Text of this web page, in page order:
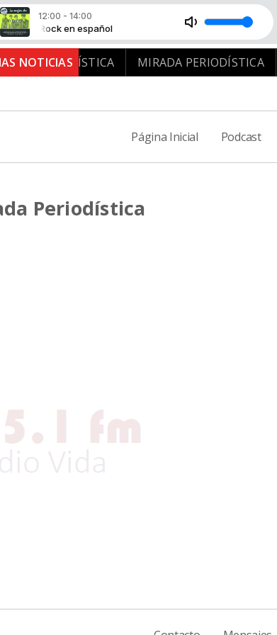
12:00 - 14:00
Rock en español
Ne󮠭 Juegos de Amor
NOTICIAS
PERIODÍSTICA MIRADA PERIODÍSTICA
Página Inicial Podcast
Periodística